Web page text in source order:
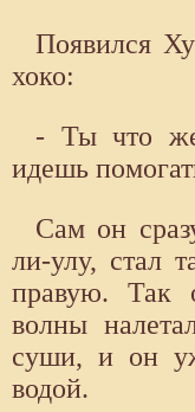
Появился
хоко:
- Ты что
идешь
Сам он
ли-улу, стал
правую. Так
волны
суши, и он
водой.